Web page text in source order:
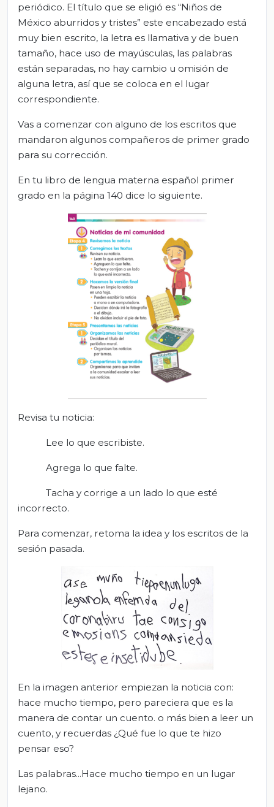
periódico. El título que se eligió es “Niños de
México aburridos y tristes” este encabezado está
muy bien escrito, la letra es llamativa y de buen
tamaño, hace uso de mayúsculas, las palabras
están separadas, no hay cambio u omisión de
alguna letra, así que se coloca en el lugar
correspondiente.
Vas a comenzar con alguno de los escritos que
mandaron algunos compañeros de primer grado
para su corrección.
En tu libro de lengua materna español primer
grado en la página 140 dice lo siguiente.
Revisa tu noticia:
Lee lo que escribiste.
Agrega lo que falte.
Tacha y corrige a un lado lo que esté
incorrecto.
Para comenzar, retoma la idea y los escritos de la
sesión pasada.
En la imagen anterior empiezan la noticia con:
hace mucho tiempo, pero pareciera que es la
manera de contar un cuento. o más bien a leer un
cuento, y recuerdas ¿Qué fue lo que te hizo
pensar eso?
Las palabras...Hace mucho tiempo en un lugar
lejano.